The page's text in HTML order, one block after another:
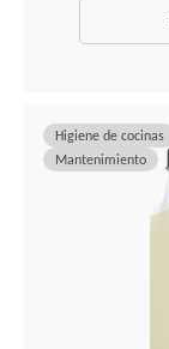
Higiene de cocinas
Mantenimiento